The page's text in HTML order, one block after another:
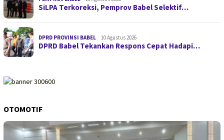
SiLPA Terkoreksi, Pemprov Babel Selektif…
DPRD PROVINSI BABEL 10 Agustus 2026
DPRD Babel Tekankan Respons Cepat Hadapi…
OTOMOTIF